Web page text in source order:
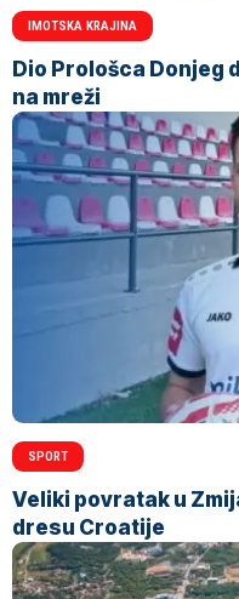
IMOTSKA KRAJINA
Dio Prološca Donjeg
na mreži
SPORT
Veliki povratak u
dresu Croatije